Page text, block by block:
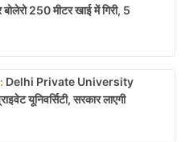
बोलेरो 250 मीटर खाई में गिरी, 5
Delhi Private University
यूनिवर्सिटी, सरकार लाएगी